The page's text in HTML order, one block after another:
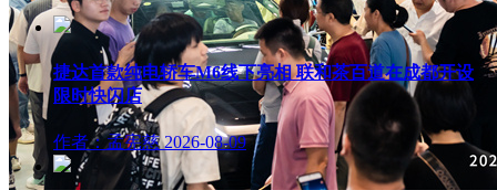
捷达首款纯电轿车M6线下亮相 联和茶百道在成都开设
限时快闪店
作者：孟宪慈 2026-08-09